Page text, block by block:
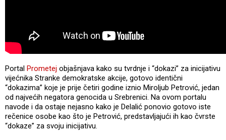
Portal Prometej objašnjava kako su tvrdnje i “dokazi” za inicijativu
vijećnika Stranke demokratske akcije, gotovo identični
“dokazima” koje je prije četiri godine iznio Miroljub Petrović, jedan
od najvećih negatora genocida u Srebrenici. Na ovom portalu
navode i da ostaje nejasno kako je Delalić ponovio gotovo iste
rečenice osobe kao što je Petrović, predstavljajući ih kao čvrste
“dokaze” za svoju inicijativu.